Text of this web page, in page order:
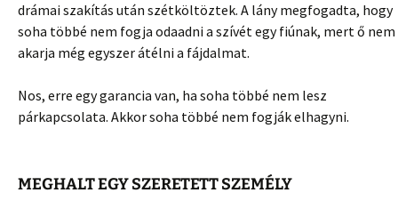
drámai szakítás után szétköltöztek. A lány megfogadta, hogy
soha többé nem fogja odaadni a szívét egy fiúnak, mert ő nem
akarja még egyszer átélni a fájdalmat.
Nos, erre egy garancia van, ha soha többé nem lesz
párkapcsolata. Akkor soha többé nem fogják elhagyni.
MEGHALT EGY SZERETETT SZEMÉLY